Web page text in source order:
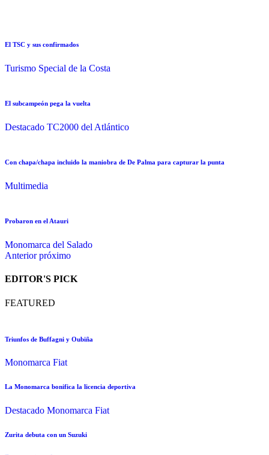
EDITOR'S PICK
FEATURED
Triunfos de Buffagni y Oubiña
Monomarca Fiat
La Monomarca bonifica la licencia deportiva
Destacado Monomarca Fiat
Zurita debuta con un Suzuki
El TSC y sus confirmados
Turismo Special de la Costa
El subcampeón pega la vuelta
Destacado TC2000 del Atlántico
Con chapa/chapa incluido la maniobra de De Palma para capturar la punta
Multimedia
Probaron en el Atauri
Monomarca del Salado
Anterior próximo